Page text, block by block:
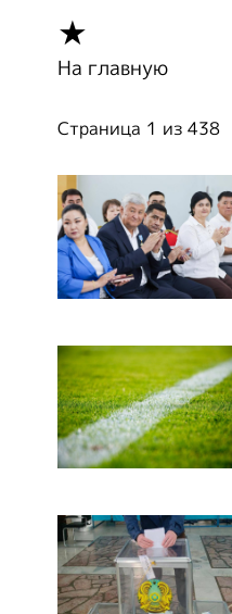
★
На главную
Страница 1 из 438